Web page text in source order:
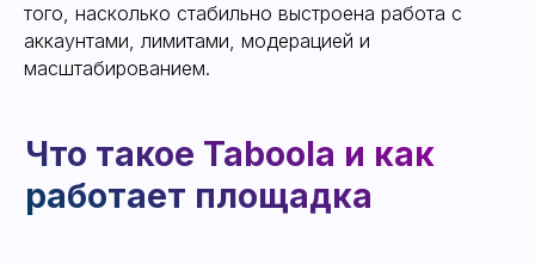
того, насколько стабильно выстроена работа с
аккаунтами, лимитами, модерацией и
масштабированием.